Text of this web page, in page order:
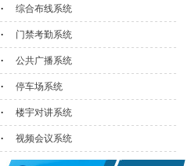
· 综合布线系统
· 门禁考勤系统
· 公共广播系统
· 停车场系统
· 楼宇对讲系统
· 视频会议系统